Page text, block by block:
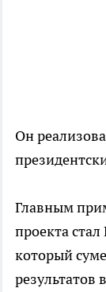
Он
Главным
проекта
который
результатов